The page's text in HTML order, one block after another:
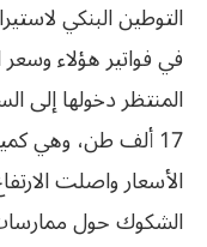
التوطين البنكي
في فواتير هؤلاء وسعر
المنتظر دخولها إلى
17 ألف طن، وهي
الأسعار واصلت
الشكوك حول